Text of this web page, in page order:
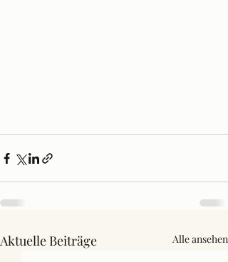
Aktuelle Beiträge Alle ansehen